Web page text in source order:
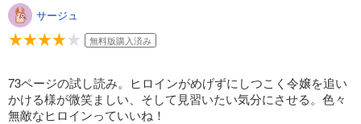
皆幸せになって欲しいです。
続き物なので、これからも読みたい作品のひとつです。
サージュ
無料版購入済み
73ページの試し読み。ヒロインがめげずにしつこく令嬢を追い
かける様が微笑ましい、そして見習いたい気分にさせる。色々
無敵なヒロインっていいね！